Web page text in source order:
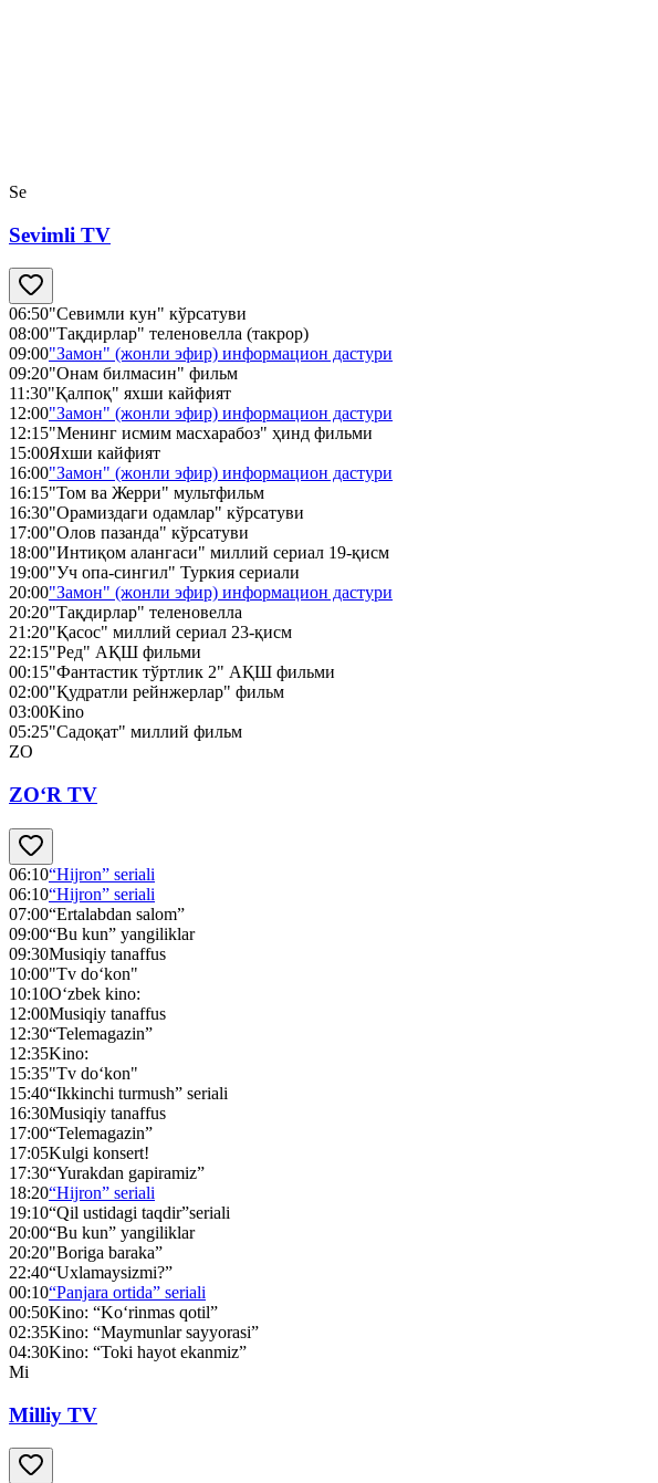
Se
Sevimli TV
06:50"Севимли кун" кўрсатуви
08:00"Тақдирлар" теленовелла (такрор)
09:00"Замон" (жонли эфир) информацион дастури
09:20"Онам билмасин" фильм
11:30"Қалпоқ" яхши кайфият
12:00"Замон" (жонли эфир) информацион дастури
12:15"Менинг исмим масхарабоз" ҳинд фильми
15:00Яхши кайфият
16:00"Замон" (жонли эфир) информацион дастури
16:15"Том ва Жерри" мультфильм
16:30"Орамиздаги одамлар" кўрсатуви
17:00"Олов пазанда" кўрсатуви
18:00"Интиқом алангаси" миллий сериал 19-қисм
19:00"Уч опа-сингил" Туркия сериали
20:00"Замон" (жонли эфир) информацион дастури
20:20"Тақдирлар" теленовелла
21:20"Қасос" миллий сериал 23-қисм
22:15"Ред" АҚШ фильми
00:15"Фантастик тўртлик 2" АҚШ фильми
02:00"Қудратли рейнжерлар" фильм
03:00Kino
05:25"Садоқат" миллий фильм
ZO
ZO‘R TV
06:10“Hijron” seriali
06:10“Hijron” seriali
07:00“Ertalabdan salom”
09:00“Bu kun” yangiliklar
09:30Musiqiy tanaffus
10:00"Tv do‘kon"
10:10O‘zbek kino:
12:00Musiqiy tanaffus
12:30“Telemagazin”
12:35Kino:
15:35"Tv do‘kon"
15:40“Ikkinchi turmush” seriali
16:30Musiqiy tanaffus
17:00“Telemagazin”
17:05Kulgi konsert!
17:30“Yurakdan gapiramiz”
18:20“Hijron” seriali
19:10“Qil ustidagi taqdir”seriali
20:00“Bu kun” yangiliklar
20:20"Boriga baraka”
22:40“Uxlamaysizmi?”
00:10“Panjara ortida” seriali
00:50Kino: “Ko‘rinmas qotil”
02:35Kino: “Maymunlar sayyorasi”
04:30Kino: “Toki hayot ekanmiz”
Mi
Milliy TV